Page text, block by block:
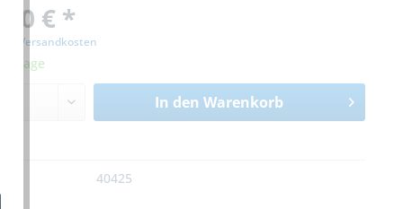
€ *
Versandkosten
In den Warenkorb
40425